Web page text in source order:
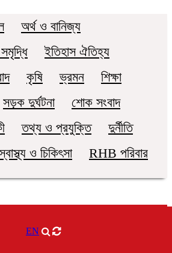
অর্থ ও বানিজ্য
ইতিহাস ঐতিহ্য
কৃষি ভ্রমন
শিক্ষা
সড়ক দুর্ঘটনা
শোক সংবাদ
তথ্য ও প্রযুক্তি
দুর্নীতি
ও চিকিৎসা RHB পরিবার
EN